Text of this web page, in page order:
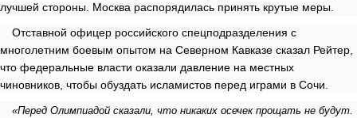
лучшей стороны. Москва распорядилась принять крутые меры.
Отставной офицер российского спецподразделения с
многолетним боевым опытом на Северном Кавказе сказал Рейтер,
что федеральные власти оказали давление на местных
чиновников, чтобы обуздать исламистов перед играми в Сочи.
«Перед Олимпиадой сказали, что никаких осечек прощать не будут.